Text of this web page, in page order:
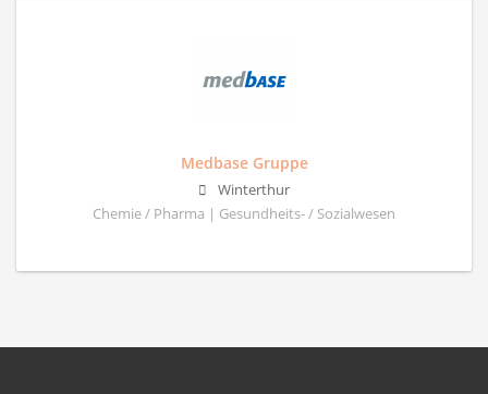
Medbase Gruppe
Winterthur
Chemie / Pharma | Gesundheits- / Sozialwesen